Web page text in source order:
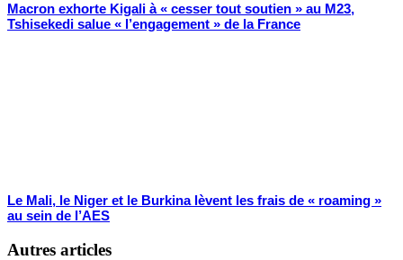
Macron exhorte Kigali à « cesser tout soutien » au M23,
Tshisekedi salue « l’engagement » de la France
Le Mali, le Niger et le Burkina lèvent les frais de « roaming »
au sein de l’AES
Autres articles